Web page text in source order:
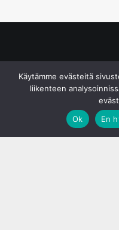
Käytämme evästeitä
liikenteen
Ok
En